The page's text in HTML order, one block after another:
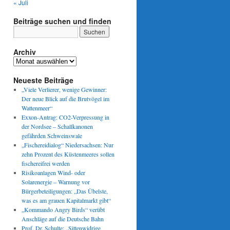
« Juli
Beiträge suchen und finden
Archiv
Archiv
Neueste Beiträge
„Viele Verlierer, wenige Gewinner:
Der neue Blick auf die Brutvögel im
Wattenmeer“
Exxon-Antrag: CO2-Verpressung in
der Nordsee – Schallkanonen
gefährden Schweinswale
„Fischereidialog“ Niedersachsen: Nur
zehn Prozent des Küstenmeeres sollen
fischereifrei werden
Risikoanlagen Wind- oder
Solarenergie – Warnung vor
Bürgerbeteiligungen: „Das Übelste,
was es am grauen Kapitalmarkt gibt“
„Kommando Angry Birds“ verübt
Anschläge auf die Deutsche Bahn
Prof. Dr. Schulte: „Sittenwidrige